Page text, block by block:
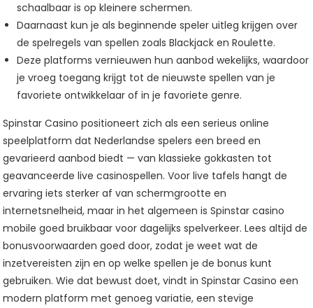
schaalbaar is op kleinere schermen.
Daarnaast kun je als beginnende speler uitleg krijgen over
de spelregels van spellen zoals Blackjack en Roulette.
Deze platforms vernieuwen hun aanbod wekelijks, waardoor
je vroeg toegang krijgt tot de nieuwste spellen van je
favoriete ontwikkelaar of in je favoriete genre.
Spinstar Casino positioneert zich als een serieus online
speelplatform dat Nederlandse spelers een breed en
gevarieerd aanbod biedt — van klassieke gokkasten tot
geavanceerde live casinospellen. Voor live tafels hangt de
ervaring iets sterker af van schermgrootte en
internetsnelheid, maar in het algemeen is Spinstar casino
mobile goed bruikbaar voor dagelijks spelverkeer. Lees altijd de
bonusvoorwaarden goed door, zodat je weet wat de
inzetvereisten zijn en op welke spellen je de bonus kunt
gebruiken. Wie dat bewust doet, vindt in Spinstar Casino een
modern platform met genoeg variatie, een stevige